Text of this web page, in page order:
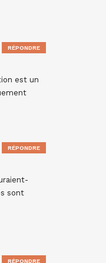
est un
RÉPONDRE
sont
RÉPONDRE
RÉPONDRE